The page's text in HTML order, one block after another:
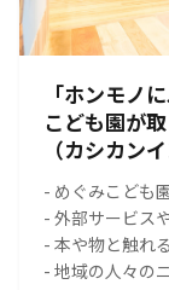
「ホンモノ
こども園が
（カシカン
- めぐみこども
- 外部サービス
- 本や物と触れ
- 地域の人々の